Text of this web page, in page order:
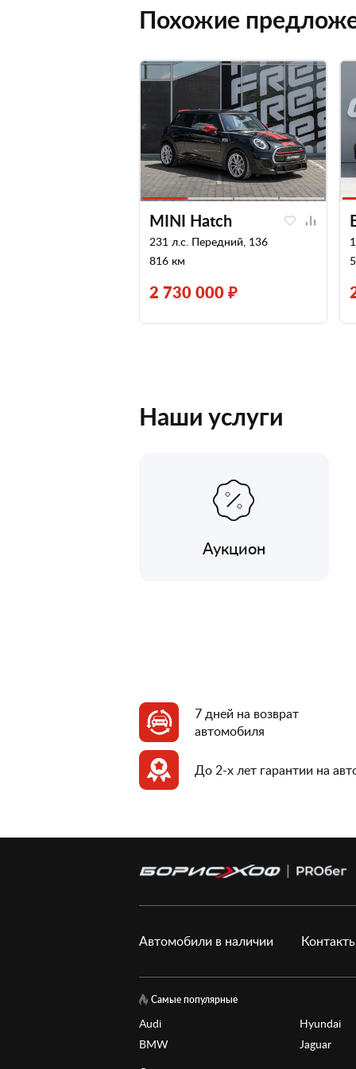
Похожие
MINI Hatch
231 л.с. Передний, 136
816 км
2 730 000 ₽
Наши услуги
Аукцион
7 дней на возврат
автомобиля
До 2-х лет гарантии на
Автомобили в наличии
Самые популярные
Audi
BMW
Hyundai
Jaguar